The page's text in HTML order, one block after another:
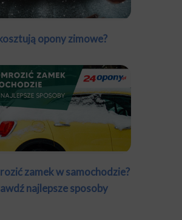
kosztują opony zimowe?
zamek w samochodzie?
najlepsze sposoby